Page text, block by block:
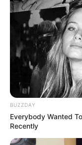
BUZZDAY
Everybody Wanted
Recently